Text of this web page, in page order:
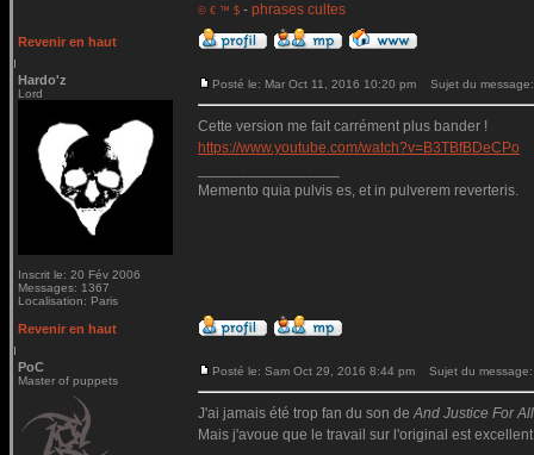
© € ™ $ - phrases cultes
Revenir en haut
Hardo'z
Lord
Inscrit le: 20 Fév 2006
Messages: 1367
Localisation: Paris
Posté le: Mar Oct 11, 2016 10:20 pm Sujet du message:
Cette version me fait carrément plus bander !
https://www.youtube.com/watch?v=B3TBfBDeCPo
Memento quia pulvis es, et in pulverem reverteris.
Revenir en haut
PoC
Master of puppets
Posté le: Sam Oct 29, 2016 8:44 pm Sujet du message:
J'ai jamais été trop fan du son deAnd Justice For
Mais j'avoue que le travail sur l'original est